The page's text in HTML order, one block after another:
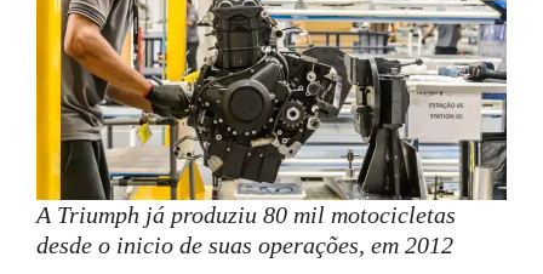
A Triumph já produziu 80 mil motocicletas
desde o inicio de suas operações, em 2012